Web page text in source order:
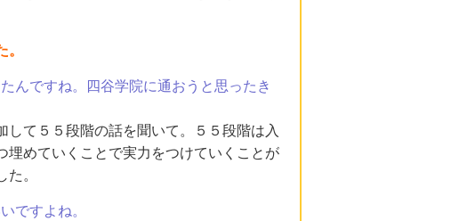
んですね。四谷学院に通おうと思ったき
て５５段階の話を聞いて。５５段階は入
めていくことで実力をつけていくことが
。
ですよね。